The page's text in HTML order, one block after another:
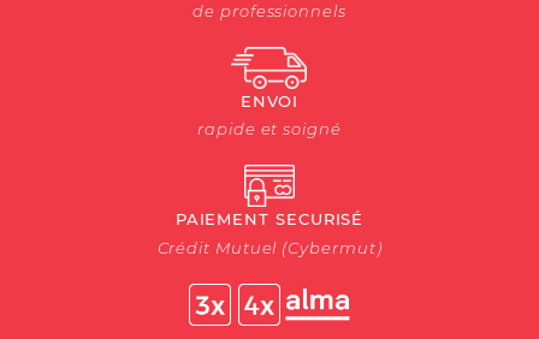
de professionnels
ENVOI
rapide et soigné
PAIEMENT SECURISÉ
Crédit Mutuel (Cybermut)